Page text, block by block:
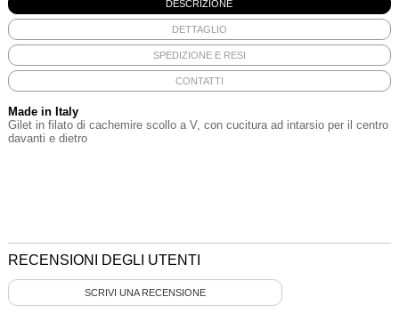
DESCRIZIONE
DETTAGLIO
SPEDIZIONE E RESI
CONTATTI
Made in Italy
Gilet in filato di cachemire scollo a V, con cucitura ad intarsio per il centro
davanti e dietro
RECENSIONI DEGLI UTENTI
SCRIVI UNA RECENSIONE